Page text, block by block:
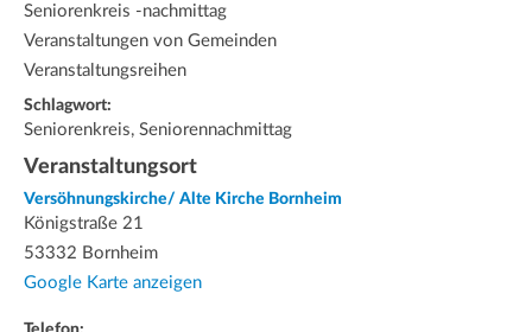
Seniorenkreis -nachmittag
Veranstaltungen von Gemeinden
Veranstaltungsreihen
Schlagwort:
Seniorenkreis, Seniorennachmittag
Veranstaltungsort
Versöhnungskirche/ Alte Kirche Bornheim
Königstraße 21
53332 Bornheim
Google Karte anzeigen